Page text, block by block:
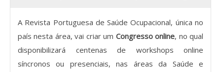
Submeta aqui
Formação Profissional
Bolsa de emprego (oferta/
A Revista Portuguesa de Saúde Ocupacional, única no
país nesta área, vai criar um Congresso online, no qual
disponibilizará centenas de workshops online
síncronos ou presenciais, nas áreas da Saúde e